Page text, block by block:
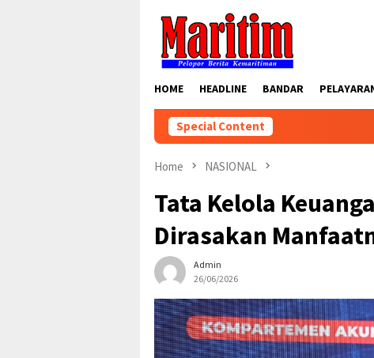
content
HOME HEADLINE BANDAR
Special Content
Home NASIONAL
Tata Kelola
Dirasakan
Admin
26/06/2026